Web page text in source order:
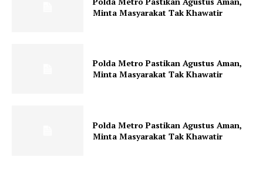
Minta Masyarakat Tak Khawatir
Polda Metro Pastikan Agustus Aman,
Minta Masyarakat Tak Khawatir
Polda Metro Pastikan Agustus Aman,
Minta Masyarakat Tak Khawatir